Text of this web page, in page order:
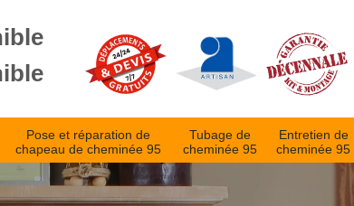
Pose et réparation de
chapeau de cheminée 95
Tubage de
cheminée 95
Entretien de
cheminée 95